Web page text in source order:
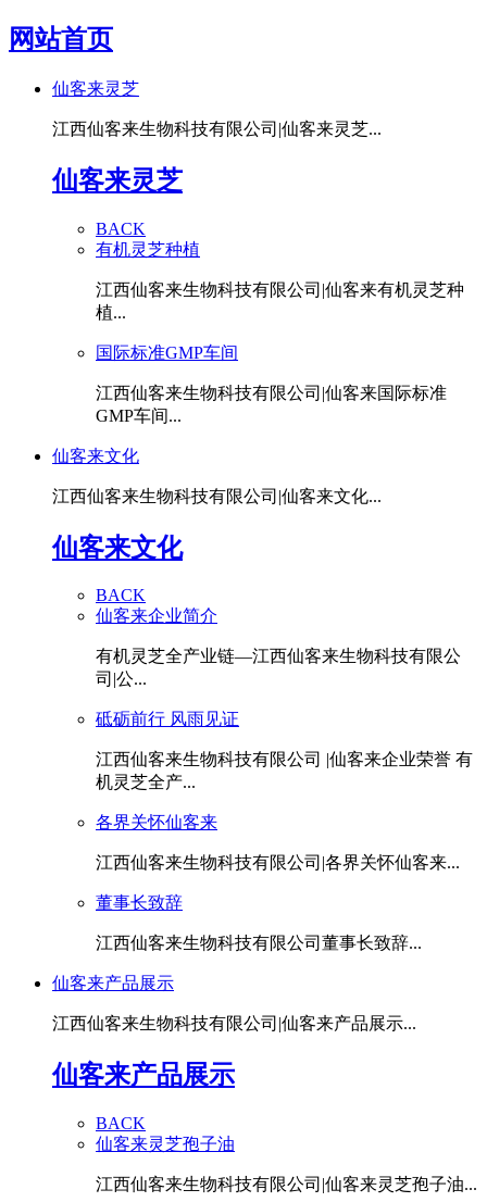
网站首页
仙客来灵芝
江西仙客来生物科技有限公司|仙客来灵芝...
仙客来灵芝
BACK
有机灵芝种植
江西仙客来生物科技有限公司|仙客来有机灵芝种
植...
国际标准GMP车间
江西仙客来生物科技有限公司|仙客来国际标准
GMP车间...
仙客来文化
江西仙客来生物科技有限公司|仙客来文化...
仙客来文化
BACK
仙客来企业简介
有机灵芝全产业链—江西仙客来生物科技有限公
司|公...
砥砺前行 风雨见证
江西仙客来生物科技有限公司 |仙客来企业荣誉 有
机灵芝全产...
各界关怀仙客来
江西仙客来生物科技有限公司|各界关怀仙客来...
董事长致辞
江西仙客来生物科技有限公司董事长致辞...
仙客来产品展示
江西仙客来生物科技有限公司|仙客来产品展示...
仙客来产品展示
BACK
仙客来灵芝孢子油
江西仙客来生物科技有限公司|仙客来灵芝孢子油...